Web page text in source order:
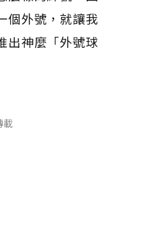
個外號，就讓我
出神麼「外號球
載